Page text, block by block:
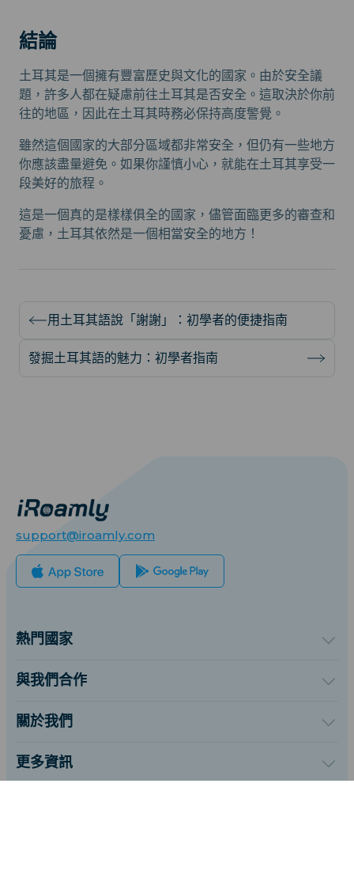
結論
土耳其是一個擁有豐富歷史與文化的國家。由於安全議
題，許多人都在疑慮前往土耳其是否安全。這取決於你前
往的地區，因此在土耳其時務必保持高度警覺。
雖然這個國家的大部分區域都非常安全，但仍有一些地方
你應該盡量避免。如果你謹慎小心，就能在土耳其享受一
段美好的旅程。
這是一個真的是樣樣俱全的國家，儘管面臨更多的審查和
憂慮，土耳其依然是一個相當安全的地方！
用土耳其語說「謝謝」：初學者的便捷指南
發掘土耳其語的魅力：初學者指南
support@iroamly.com
熱門國家
英國
泰國
義大利
與我們合作
推薦及賺取
關於我們
聯絡我們
更多資訊
支援中心